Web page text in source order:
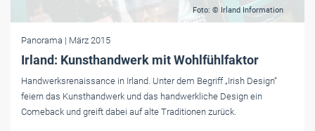
Foto: © Irland Information
Panorama | März 2015
Irland: Kunsthandwerk mit Wohlfühlfaktor
Handwerksrenaissance in Irland. Unter dem Begriff „Irish Design“
feiern das Kunsthandwerk und das handwerkliche Design ein
Comeback und greift dabei auf alte Traditionen zurück.